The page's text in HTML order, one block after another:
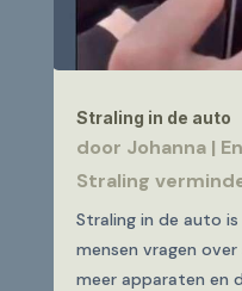
Straling in de auto
door Johanna|
Straling
Straling in de auto
mensen vragen
meer apparaten en